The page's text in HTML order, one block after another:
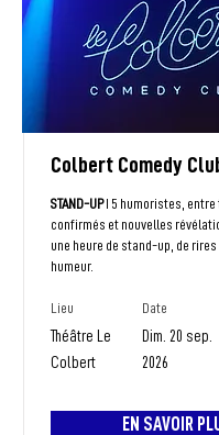
Colbert Comedy
STAND-UPI 5 humoristes, entre
confirmés et nouvelles
une heure de stand-up, de rires
humeur.
Lieu Date
Théâtre Le
Colbert
Dim. 20 sep.
2026
EN SAVOIR